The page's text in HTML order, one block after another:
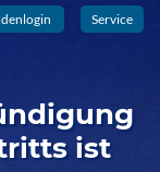
Service
ist